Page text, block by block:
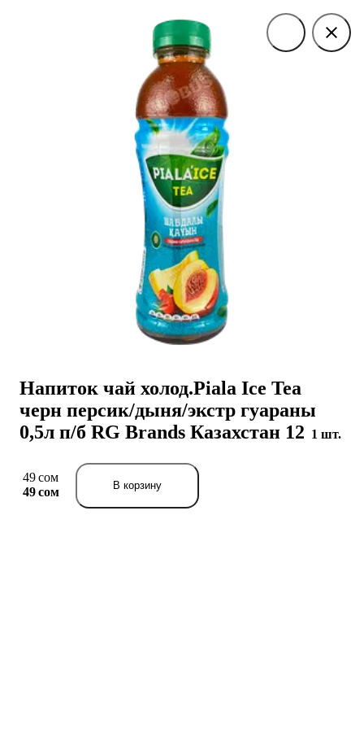
Напиток чай холод.Piala Ice Tea
черн персик/дыня/экстр гуараны
0,5л п/б RG Brands Казахстан 12 1 шт.
49 сом
49 сом
В корзину